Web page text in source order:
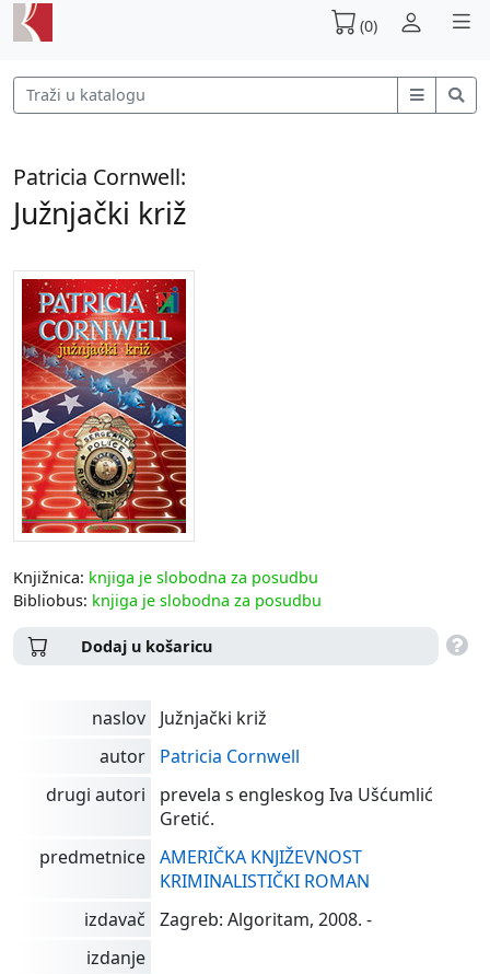
(0)
Patricia Cornwell:
Južnjački križ
Knjižnica: knjiga je slobodna za posudbu
Bibliobus: knjiga je slobodna za posudbu
Dodaj u košaricu
naslov
Južnjački križ
autor
Patricia Cornwell
drugi autori
prevela s engleskog Iva Ušćumlić
Gretić.
predmetnice AMERIČKA KNJIŽEVNOST
KRIMINALISTIČKI ROMAN
izdavač
Zagreb: Algoritam, 2008. -
izdanje